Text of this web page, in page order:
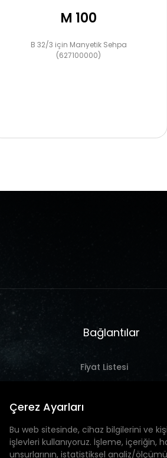
M 100
B 32/3 için Manyetik Sehpa
(627100000)
Bağlantılar
Fiyat Listesi
Kontakt
Çerez Ayarları
Bu web sitesinde, cihaz bilgilerini ve
işlevleri kullanıyoruz. İşleme, içeriğin,
unsurlarının, istatistiksel analiz/